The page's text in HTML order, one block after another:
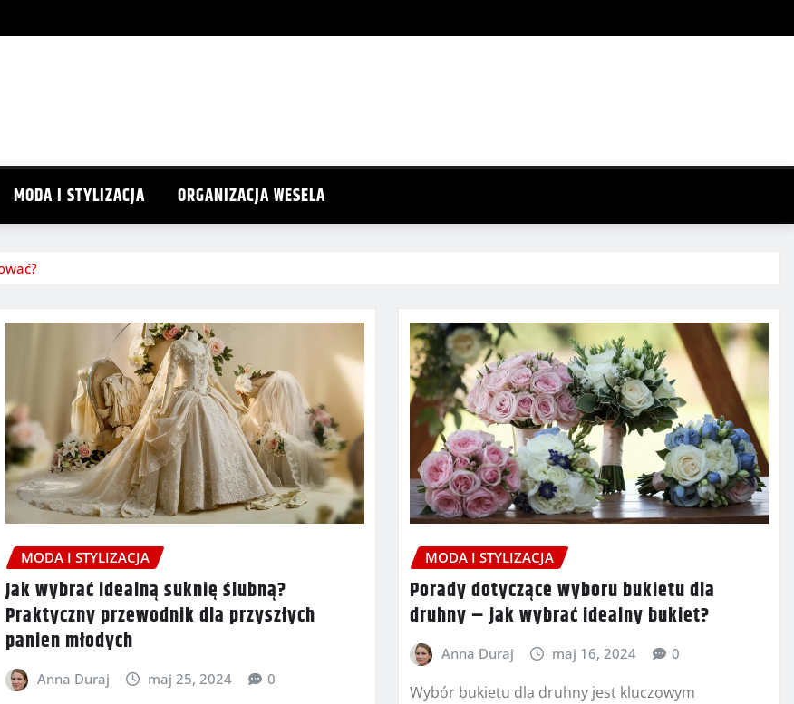
MODA I STYLIZACJA ORGANIZACJA WESELA
MODA I STYLIZACJA
Jak wybrać idealną suknię ślubną?
Praktyczny przewodnik dla przyszłych
panien młodych
Anna Duraj maj 25, 2024 0
MODA I STYLIZACJA
Porady dotyczące wyboru bukietu dla
druhny – jak wybrać idealny bukiet?
Anna Duraj maj 16, 2024 0
Wybór bukietu dla druhny jest kluczowym